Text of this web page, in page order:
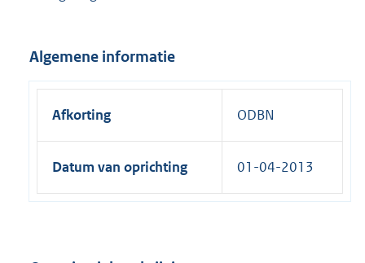
e
r
l
n
Algemene informatie
Afkorting ODBN
Datum van oprichting 01-04-2013